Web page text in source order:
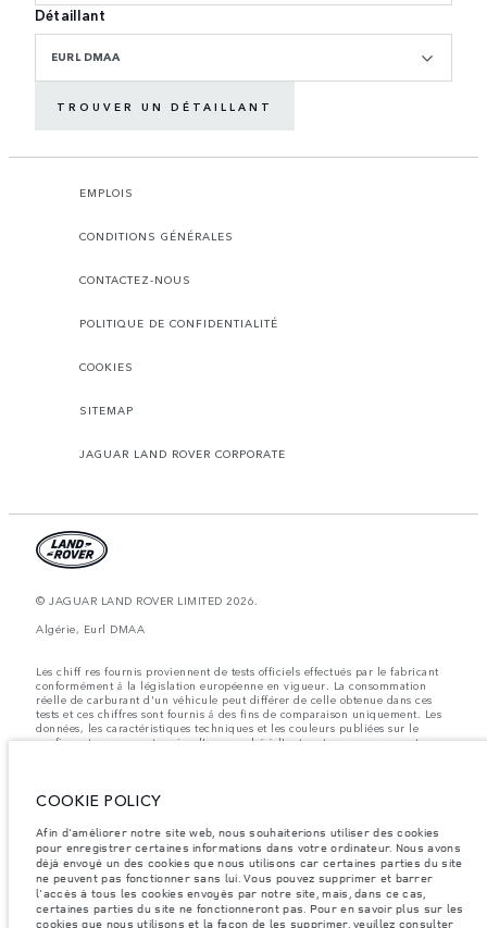
Détaillant
EURL DMAA
TROUVER UN DÉTAILLANT
EMPLOIS
CONDITIONS GÉNÉRALES
CONTACTEZ-NOUS
POLITIQUE DE CONFIDENTIALITÉ
COOKIES
SITEMAP
JAGUAR LAND ROVER CORPORATE
© JAGUAR LAND ROVER LIMITED 2026.
Algérie, Eurl DMAA
Les chiff res fournis proviennent de tests officiels effectués par le fabricant
conformément å la législation européenne en vigueur. La consommation
réelle de carburant d'un véhicule peut différer de celle obtenue dans ces
tests et ces chiffres sont fournis å des fins de comparaison uniquement. Les
données, les caractéristiques techniques et les couleurs publiées sur le
configurateur peuvent varier d'un marché à l'autre et ne comprennent pas
Les poids indiqués correspondent à des spécifications de véhicule standard.
affecteront la charge utile. Assurez-vous que le poids total en charge du
véhicule, les charges maximales par essieu et la charge utile ne sont pas
dépassés lorsque vous chargez des accessoires, des occupants, des liquides
et des carburants.
Remarque importante sur les images et les spécifications. La pénurie
mondiale de semi-conducteurs affecte actuellement les spécifications de
COOKIE POLICY
Afin d'améliorer notre site web, nous souhaiterions utiliser des cookies
pour enregistrer certaines informations dans votre ordinateur. Nous avons
déjà envoyé un des cookies que nous utilisons car certaines parties du site
ne peuvent pas fonctionner sans lui. Vous pouvez supprimer et barrer
l'accès à tous les cookies envoyés par notre site, mais, dans ce cas,
certaines parties du site ne fonctionneront pas. Pour en savoir plus sur les
cookies que nous utilisons et la façon de les supprimer, veuillez consulter